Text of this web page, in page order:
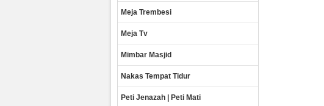
Meja Trembesi
Meja Tv
Mimbar Masjid
Nakas Tempat Tidur
Peti Jenazah | Peti Mati